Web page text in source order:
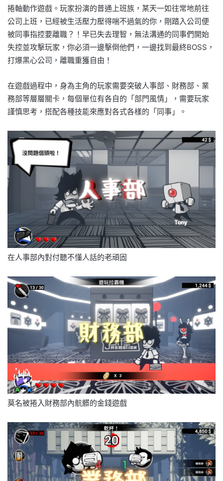
捲軸動作遊戲。玩家扮演的普通上班族，某天一如往常地前往
公司上班，已經被生活壓力壓得喘不過氣的你，剛踏入公司便
被同事指控要離職？！早已失去理智，無法溝通的同事們開始
失控並攻擊玩家，你必須一邊擊倒他們，一邊找到最終BOSS，
打爆黑心公司，離職重獲自由！
在遊戲過程中，身為主角的玩家需要突破人事部、財務部、業
務部等層層關卡，每個單位有各自的「部門風情」，需要玩家
謹慎思考，搭配各種技能來應對各式各樣的「同事」。
在人事部內對付聽不懂人話的老頑固
莫名被捲入財務部內骯髒的金錢遊戲